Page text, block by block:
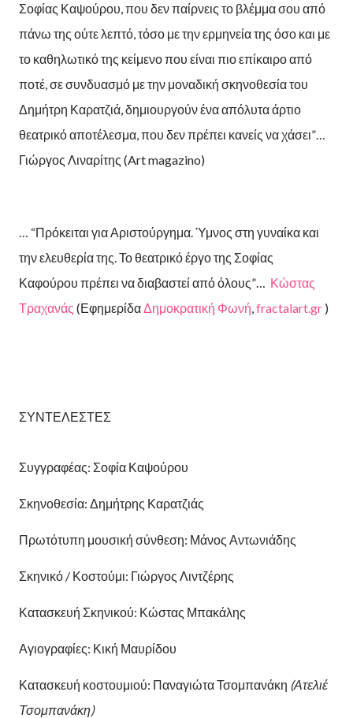
Σοφίας Καψούρου, που δεν παίρνεις το βλέμμα σου από
πάνω της ούτε λεπτό, τόσο με την ερμηνεία της όσο και με
το καθηλωτικό της κείμενο που είναι πιο επίκαιρο από
ποτέ, σε συνδυασμό με την μοναδική σκηνοθεσία του
Δημήτρη Καρατζιά, δημιουργούν ένα απόλυτα άρτιο
θεατρικό αποτέλεσμα, που δεν πρέπει κανείς να χάσει”…
Γιώργος Λιναρίτης (Art magazino)
… “Πρόκειται για Αριστούργημα. Ύμνος στη γυναίκα και
την ελευθερία της. Το θεατρικό έργο της Σοφίας
Καφούρου πρέπει να διαβαστεί από όλους”… Κώστας
Τραχανάς (ΕφημερίδαΔημοκρατική Φωνή,fractalart.gr )
ΣΥΝΤΕΛΕΣΤΕΣ
Συγγραφέας: Σοφία Καψούρου
Σκηνοθεσία: Δημήτρης Καρατζιάς
Πρωτότυπη μουσική σύνθεση: Μάνος Αντωνιάδης
Σκηνικό / Κοστούμι: Γιώργος Λιντζέρης
Κατασκευή Σκηνικού: Κώστας Μπακάλης
Αγιογραφίες: Κική Μαυρίδου
Κατασκευή κοστουμιού: Παναγιώτα Τσομπανάκη (Ατελιέ
Τσομπανάκη)